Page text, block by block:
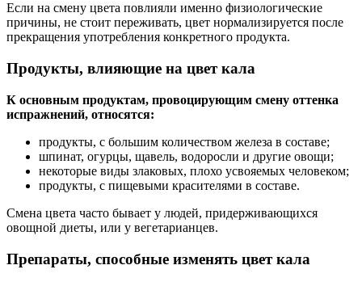
Если на смену цвета повлияли именно физиологические
причины, не стоит переживать, цвет нормализируется после
прекращения употребления конкретного продукта.
Продукты, влияющие на цвет кала
К основным продуктам, провоцирующим смену оттенка
испражнений, относятся:
продукты, с большим количеством железа в составе;
шпинат, огурцы, щавель, водоросли и другие овощи;
некоторые виды злаковых, плохо усвояемых человеком;
продукты, с пищевыми красителями в составе.
Смена цвета часто бывает у людей, придерживающихся
овощной диеты, или у вегетарианцев.
Препараты, способные изменять цвет кала